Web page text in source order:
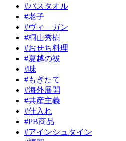
#バスタオル
#老子
#ヴィ―ガン
#桐山秀樹
#おせち料理
#夏越の祓
#味
#もぎたて
#海外展開
#共産主義
#仕入れ
#PB商品
#アインシュタイン